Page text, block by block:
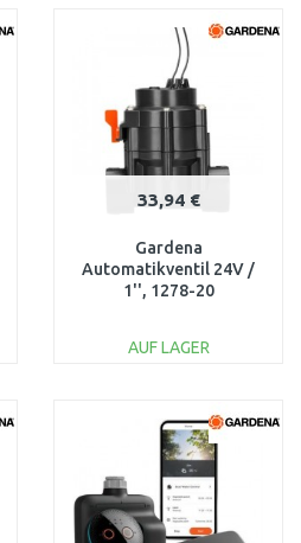
Vergleichen
33,94 €
Gardena
Automatikventil 24V /
1'', 1278-20
AUF LAGER
Vergleichen